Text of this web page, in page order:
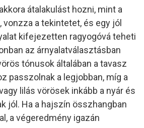
hogy azok hosszú éveken át
A Barburys széles
kínál, így Te is megtalálhatod az
A Barburys termékei nagyon
így a szükséges minőséget anélkül
az „csődbe vinne”.
árú fodrászati
a Barburys a megfelelő márka a
átalakulást hozni, mint a
vonzza a tekintetet, és egy jól
kifejezetten ragyogóvá teheti
az árnyalatválasztásban
tónusok általában a tavasz
passzolnak a legjobban, míg a
lilás vörösek inkább a nyár és
jól. Ha a hajszín összhangban
a végeredmény igazán